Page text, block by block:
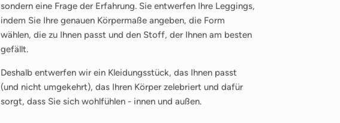
sondern eine Frage der Erfahrung. Sie entwerfen Ihre Leggings,
indem Sie Ihre genauen Körpermaße angeben, die Form
wählen, die zu Ihnen passt und den Stoff, der Ihnen am besten
gefällt.
Deshalb entwerfen wir ein Kleidungsstück, das Ihnen passt
(und nicht umgekehrt), das Ihren Körper zelebriert und dafür
sorgt, dass Sie sich wohlfühlen - innen und außen.